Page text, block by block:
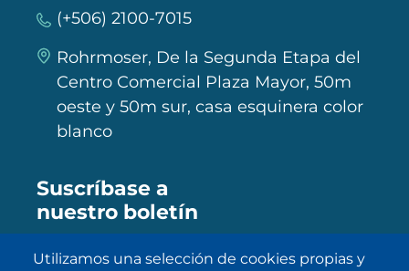
(+506) 2100-7015
Rohrmoser, De la Segunda Etapa del
Centro Comercial Plaza Mayor, 50m
oeste y 50m sur, casa esquinera color
blanco
Suscríbase a
nuestro boletín
Utilizamos una selección de cookies propias y